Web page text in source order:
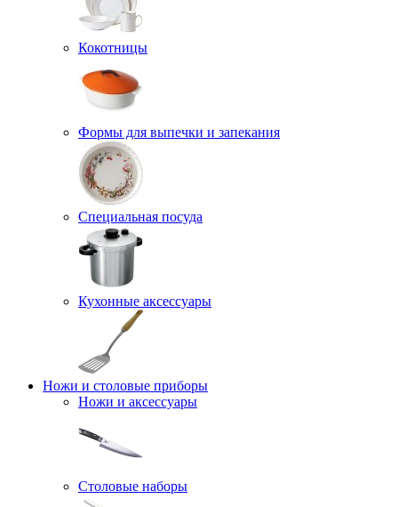
Кокотницы
Формы для выпечки и запекания
Специальная посуда
Кухонные аксессуары
Ножи и столовые приборы
Ножи и аксессуары
Столовые наборы